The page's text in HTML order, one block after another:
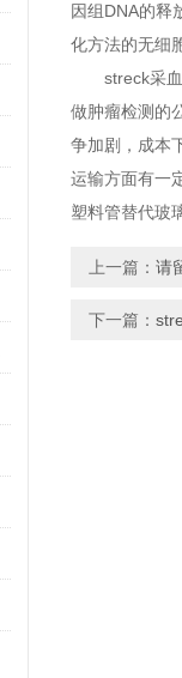
因组DNA的释
化方法的无细
streck采血
做肿瘤检测的
争加剧，成本
运输方面有一
塑料管替代玻
上一篇： 请
下一篇：